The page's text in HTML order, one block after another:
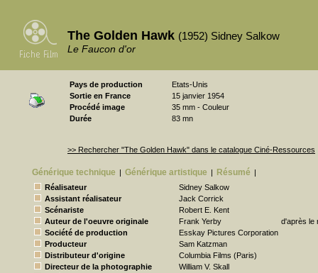
The Golden Hawk (1952) Sidney Salkow
Le Faucon d'or
Pays de production
Etats-Unis
Sortie en France
15 janvier 1954
Procédé image
35 mm - Couleur
Durée
83 mn
>> Rechercher "The Golden Hawk" dans le catalogue Ciné-Ressources
Générique technique | Générique artistique | Résumé |
Réalisateur
Sidney Salkow
Assistant réalisateur
Jack Corrick
Scénariste
Robert E. Kent
Auteur de l'oeuvre originale
Frank Yerby
d'après le
Société de production
Esskay Pictures Corporation
Producteur
Sam Katzman
Distributeur d'origine
Columbia Films (Paris)
Directeur de la photographie
William V. Skall